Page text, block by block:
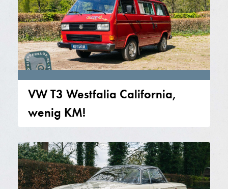
VW T3 Westfalia California,
wenig KM!